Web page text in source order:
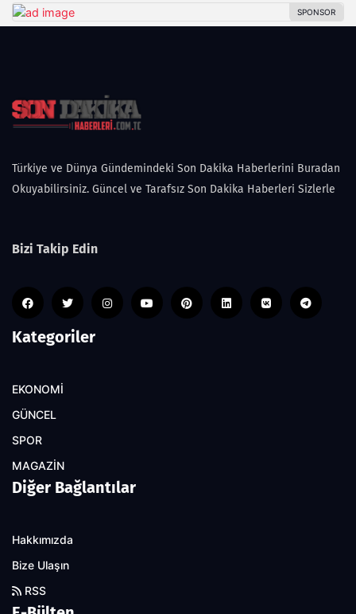
Türkiye ve Dünya Gündemindeki Son Dakika Haberlerini Buradan
Okuyabilirsiniz. Güncel ve Tarafsız Son Dakika Haberleri Sizlerle
Bizi Takip Edin
Kategoriler
EKONOMİ
GÜNCEL
SPOR
MAGAZİN
Diğer Bağlantılar
Hakkımızda
Bize Ulaşın
RSS